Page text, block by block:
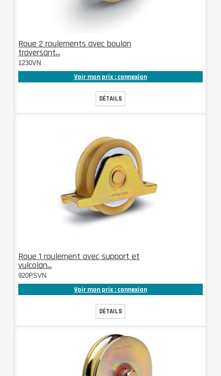
Roue 2 roulements avec boulon
traversant...
1230VN
Voir mon prix : connexion
DÉTAILS
Roue 1 roulement avec support et
vulcolan...
920PSVN
Voir mon prix : connexion
DÉTAILS